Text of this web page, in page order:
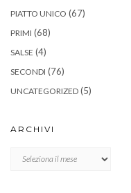
PIATTO UNICO (67)
PRIMI (68)
SALSE (4)
SECONDI (76)
UNCATEGORIZED (5)
ARCHIVI